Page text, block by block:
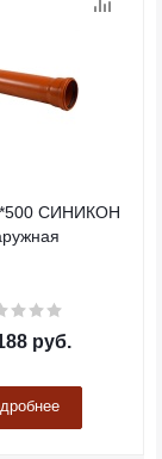
СИНИКОН
руб.